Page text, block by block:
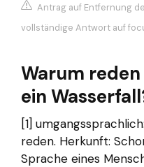
Antrag auf Entfernung
vollständige Antwort auf
Warum
ein
[1]
reden. Herkunft:
Sprache eines